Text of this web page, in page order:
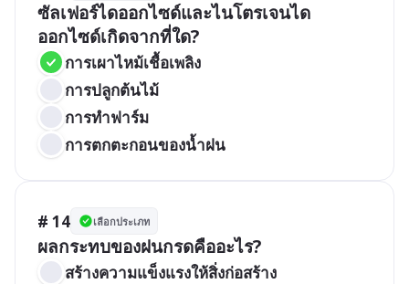
ซัลเฟอร์ไดออกไซด์และไนโตรเจนได
ออกไซด์เกิดจากที่ใด?
การเผาไหม้เชื้อเพลิง
การปลูกต้นไม้
การทำฟาร์ม
การตกตะกอนของน้ำฝน
# 14 เลือกประเภท
ผลกระทบของฝนกรดคืออะไร?
สร้างความแข็งแรงให้สิ่งก่อสร้าง